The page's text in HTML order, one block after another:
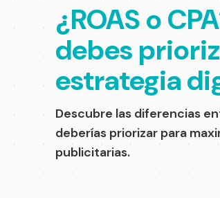
¿ROAS o
debes
estrategia
Descubre las diferencias
deberías priorizar para
publicitarias.